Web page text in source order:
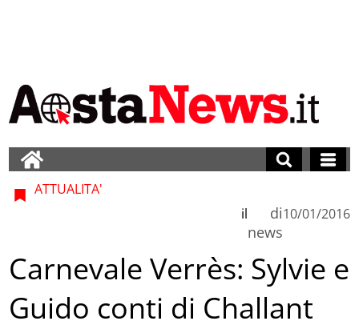
ATTUALITA'
di
news
il 10/01/2016
Carnevale Verrès: Sylvie e
Guido conti di Challant